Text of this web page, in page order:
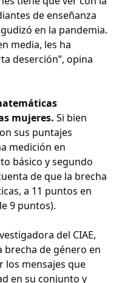
de enseñanza
en la pandemia.
media, les ha
deserción”, opina
mujeres. Si bien
sus puntajes
medición en
básico y segundo
de que la brecha
a 11 puntos en
9 puntos).
del CIAE,
brecha de género en
los mensajes que
en su conjunto y